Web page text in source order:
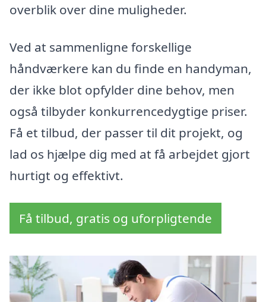
overblik over dine muligheder.
Ved at sammenligne forskellige
håndværkere kan du finde en handyman,
der ikke blot opfylder dine behov, men
også tilbyder konkurrencedygtige priser.
Få et tilbud, der passer til dit projekt, og
lad os hjælpe dig med at få arbejdet gjort
hurtigt og effektivt.
Få tilbud, gratis og uforpligtende